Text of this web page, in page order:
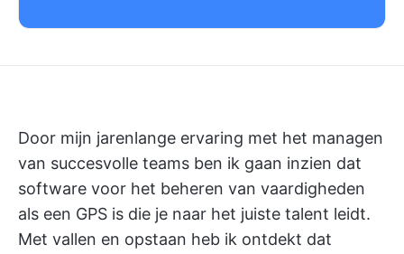
Door mijn jarenlange ervaring met het managen
van succesvolle teams ben ik gaan inzien dat
software voor het beheren van vaardigheden
als een GPS is die je naar het juiste talent leidt.
Met vallen en opstaan heb ik ontdekt dat